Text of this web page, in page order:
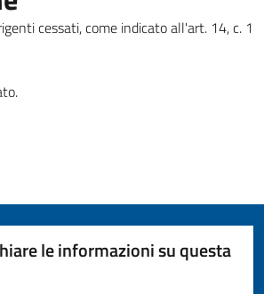
cessati, come indicato all'art. 14, c. 1
le informazioni su questa